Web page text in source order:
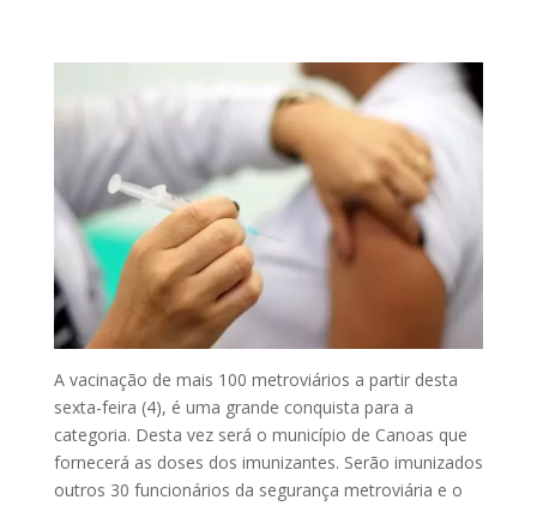
A vacinação de mais 100 metroviários a partir desta
sexta-feira (4), é uma grande conquista para a
categoria. Desta vez será o município de Canoas que
fornecerá as doses dos imunizantes. Serão imunizados
outros 30 funcionários da segurança metroviária e o